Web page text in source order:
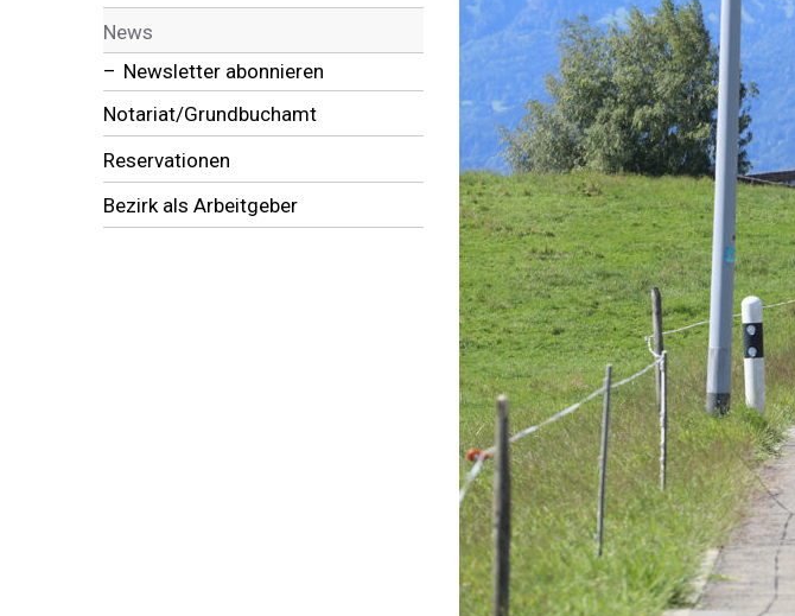
News
Newsletter abonnieren
Notariat/Grundbuchamt
Reservationen
Bezirk als Arbeitgeber